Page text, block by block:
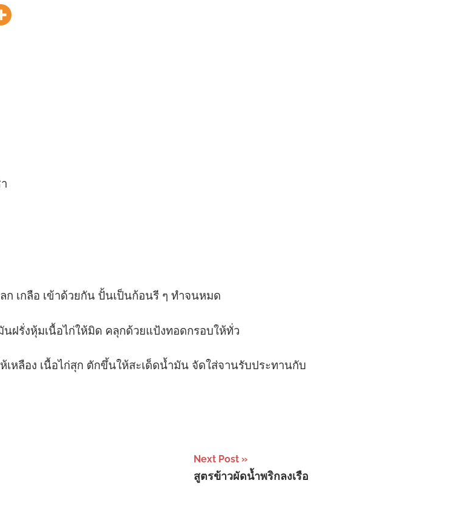
ก เกลือ เข้าด้วยกัน ปั้นเป็นก้อนรี ๆ ทำจนหมด
ฝรั่งหุ้มเนื้อไก่ให้มิด คลุกด้วยแป้งทอดกรอบให้ทั่ว
หลือง เนื้อไก่สุก ตักขึ้นให้สะเด็ดน้ำมัน จัดใส่จานรับประทานกับ
Next Post
สูตรข้าวผัดน้ำพริกลงเรือ